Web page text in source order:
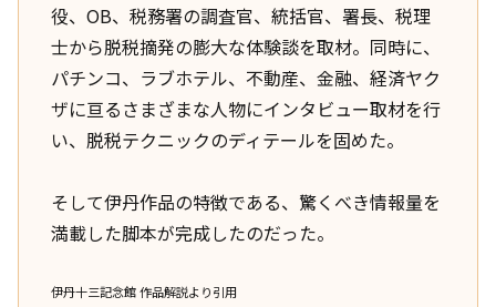
役、OB、税務署の調査官、統括官、署長、税理
士から脱税摘発の膨大な体験談を取材。同時に、
パチンコ、ラブホテル、不動産、金融、経済ヤク
ザに亘るさまざまな人物にインタビュー取材を行
い、脱税テクニックのディテールを固めた。
そして伊丹作品の特徴である、驚くべき情報量を
満載した脚本が完成したのだった。
伊丹十三記念館 作品解説より引用